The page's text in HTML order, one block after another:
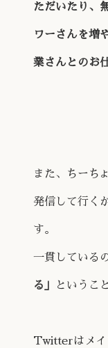
ただいたり、
ワーさんを増
業さんとのお
また、ちーち
発信して行く
す。
一貫している
る」 というこ
Twitterはメイ